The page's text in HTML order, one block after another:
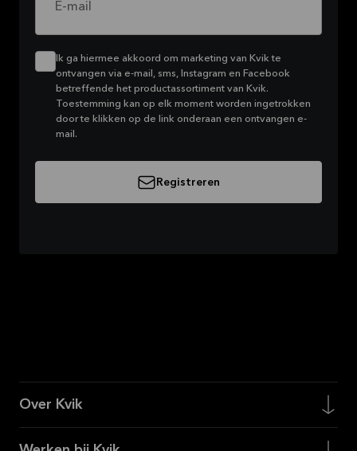
E-mail
Ik ga hiermee akkoord om marketing van Kvik te
ontvangen via e-mail, sms, Instagram en Facebook
betreffende het productassortiment van Kvik.
Toestemming kan op elk moment worden ingetrokken
door te klikken op de link onderaan een ontvangen e-
mail.
Registreren
Over Kvik